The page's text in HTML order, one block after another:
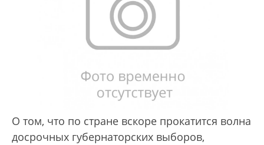
О том, что по стране вскоре прокатится волна
досрочных губернаторских выборов,